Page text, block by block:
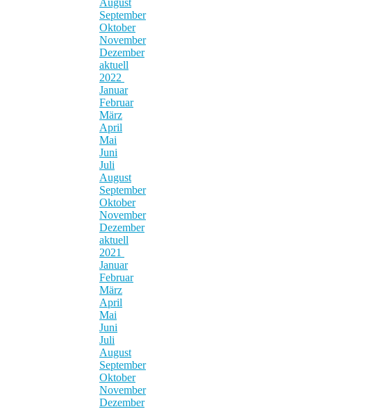
September
Oktober
November
Dezember
aktuell
2022
Januar
Februar
März
April
Mai
Juni
Juli
August
September
Oktober
November
Dezember
aktuell
2021
Januar
Februar
März
April
Mai
Juni
Juli
August
September
Oktober
November
Dezember